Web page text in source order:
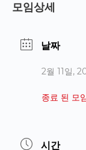
모임상세
날짜
2월 11일,
종료 된 모
시간